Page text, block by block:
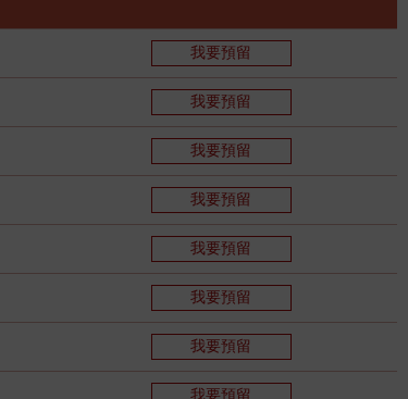
我要預留
我要預留
我要預留
我要預留
我要預留
我要預留
我要預留
我要預留